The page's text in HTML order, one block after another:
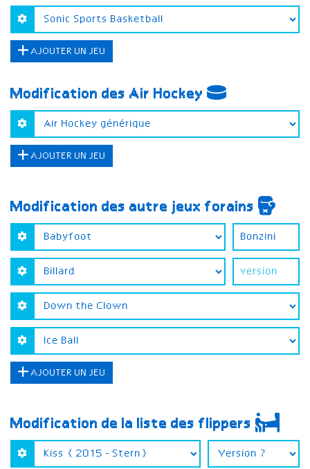
AJOUTER UN JEU
Modification des Air Hockey
AJOUTER UN JEU
Modification des autre jeux forains
AJOUTER UN JEU
Modification de la liste des flippers